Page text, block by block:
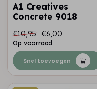
A1 Creatives
Concrete 9018
€10,95 €6,00
Op voorraad
Snel toevoegen